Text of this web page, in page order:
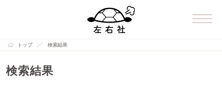
トップ 検索結果
検索結果